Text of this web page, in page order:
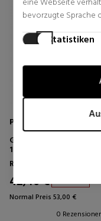
bevorzugte Sprache
Statistiken
wie Besucher mit
Informationen
Marketing-Cookies
Webseiten zu
die relevant und
Pandora
GLÄNZENDER
190945CZ
Ringe
42,40 €
Normal Preis 53,00 €
0